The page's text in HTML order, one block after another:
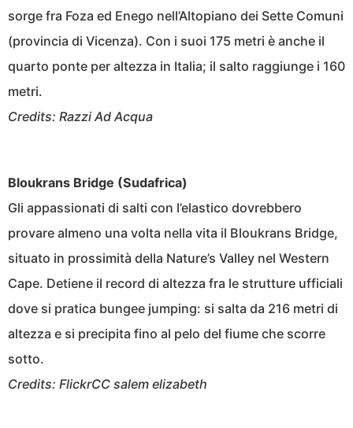
sorge fra Foza ed Enego nell’Altopiano dei Sette Comuni
(provincia di Vicenza). Con i suoi 175 metri è anche il
quarto ponte per altezza in Italia; il salto raggiunge i 160
metri.
Credits: Razzi Ad Acqua
Bloukrans Bridge (Sudafrica)
Gli appassionati di salti con l’elastico dovrebbero
provare almeno una volta nella vita il Bloukrans Bridge,
situato in prossimità della Nature’s Valley nel Western
Cape. Detiene il record di altezza fra le strutture ufficiali
dove si pratica bungee jumping: si salta da 216 metri di
altezza e si precipita fino al pelo del fiume che scorre
sotto.
Credits: FlickrCC salem elizabeth